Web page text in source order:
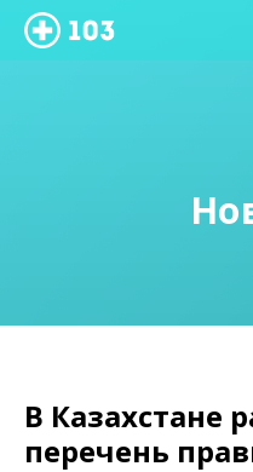
В Казахстане
перечень